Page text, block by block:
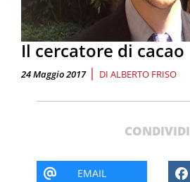
Il cercatore di cacao
24 Maggio 2017 | DI ALBERTO FRISO
CONDIVIDI
EMAIL